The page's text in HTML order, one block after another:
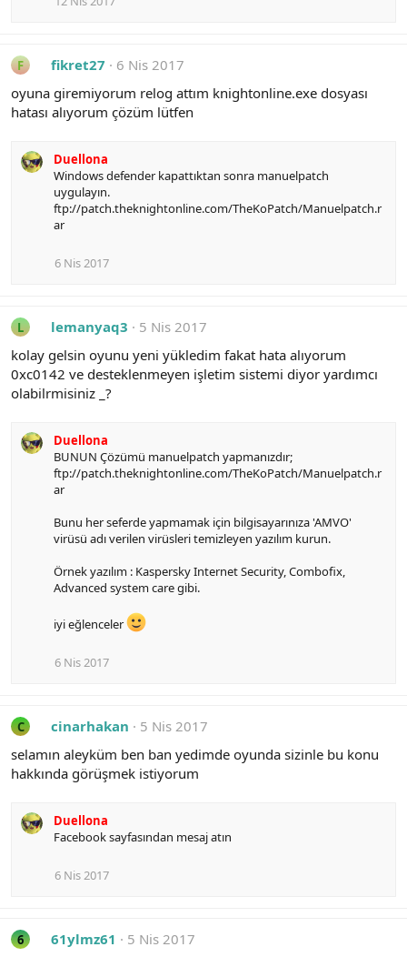
F fikret27
6 Nis 2017
oyuna giremiyorum relog attım knightonline.exe dosyası
hatası alıyorum çözüm lütfen
Duellona
Windows defender kapattıktan sonra manuelpatch
uygulayın.
ftp://patch.theknightonline.com/TheKoPatch/Manuelpatch.r
ar
6 Nis 2017
L lemanyaq3
5 Nis 2017
kolay gelsin oyunu yeni yükledim fakat hata alıyorum
0xc0142 ve desteklenmeyen işletim sistemi diyor yardımcı
olabilrmisiniz _?
Duellona
BUNUN Çözümü manuelpatch yapmanızdır;
ftp://patch.theknightonline.com/TheKoPatch/Manuelpatch.r
ar
Bunu her seferde yapmamak için bilgisayarınıza 'AMVO'
virüsü adı verilen virüsleri temizleyen yazılım kurun.
Örnek yazılım : Kaspersky Internet Security, Combofix,
Advanced system care gibi.
iyi eğlenceler
6 Nis 2017
C cinarhakan
5 Nis 2017
selamın aleyküm ben ban yedimde oyunda sizinle bu konu
hakkında görüşmek istiyorum
Duellona
Facebook sayfasından mesaj atın
6 Nis 2017
6 61ylmz61
5 Nis 2017